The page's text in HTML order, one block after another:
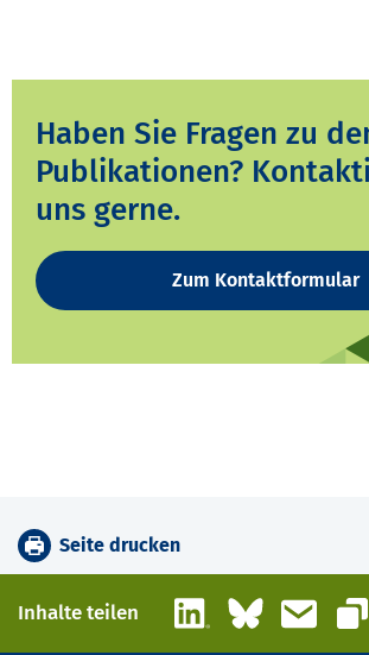
Haben Sie Fragen zu
Publikationen?
uns gerne.
Zum Kontaktformular
Seite drucken
Inhalte teilen LinkedInBlueskyE-Mail